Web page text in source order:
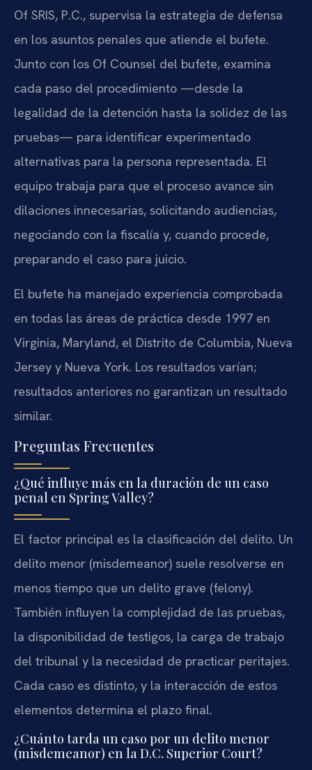
Of SRIS, P.C., supervisa la estrategia de defensa
en los asuntos penales que atiende el bufete.
Junto con los Of Counsel del bufete, examina
cada paso del procedimiento —desde la
legalidad de la detención hasta la solidez de las
pruebas— para identificar experimentado
alternativas para la persona representada. El
equipo trabaja para que el proceso avance sin
dilaciones innecesarias, solicitando audiencias,
negociando con la fiscalía y, cuando procede,
preparando el caso para juicio.
El bufete ha manejado experiencia comprobada
en todas las áreas de práctica desde 1997 en
Virginia, Maryland, el Distrito de Columbia, Nueva
Jersey y Nueva York. Los resultados varían;
resultados anteriores no garantizan un resultado
similar.
Preguntas Frecuentes
¿Qué influye más en la duración de un caso
penal en Spring Valley?
El factor principal es la clasificación del delito. Un
delito menor (misdemeanor) suele resolverse en
menos tiempo que un delito grave (felony).
También influyen la complejidad de las pruebas,
la disponibilidad de testigos, la carga de trabajo
del tribunal y la necesidad de practicar peritajes.
Cada caso es distinto, y la interacción de estos
elementos determina el plazo final.
¿Cuánto tarda un caso por un delito menor
(misdemeanor) en la D.C. Superior Court?